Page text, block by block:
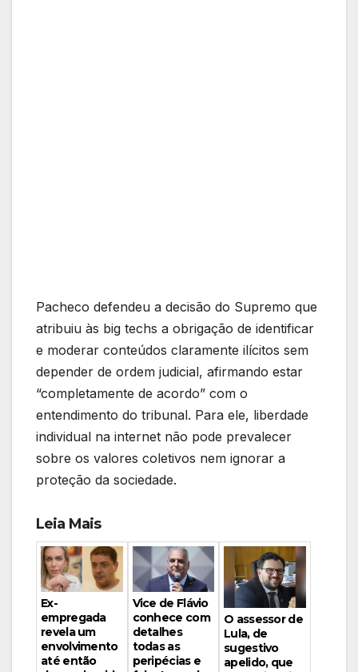
Pacheco defendeu a decisão do Supremo que
atribuiu às big techs a obrigação de identificar
e moderar conteúdos claramente ilícitos sem
depender de ordem judicial, afirmando estar
“completamente de acordo” com o
entendimento do tribunal. Para ele, liberdade
individual na internet não pode prevalecer
sobre os valores coletivos nem ignorar a
proteção da sociedade.
Leia Mais
Ex-
empregada
revela um
envolvimento
até então
Vice de Flávio
conhece com
detalhes
todas as
peripécias e
O assessor de
Lula, de
sugestivo
apelido, que